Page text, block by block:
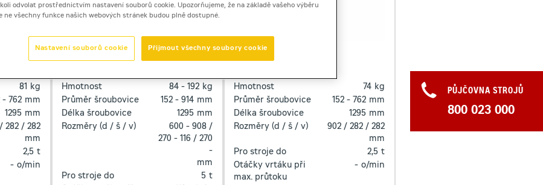
PŮJČOVNA STROJŮ
800 023 000
81 kg
- 762 mm
1295 mm
282 / 282
mm
2,5 t
- o/min
Cat A14B
Hmotnost 84 - 192 kg
Průměr šroubovice
152 - 914 mm
Délka šroubovice
1295 mm
Rozměry (d / š / v)
600 - 908 /
270 - 116 / 270
-
mm
Pro stroje do
5 t
Cat A7B
Hmotnost 74 kg
Průměr šroubovice
152 - 762 mm
Délka šroubovice
1295 mm
Rozměry (d / š / v)
902 / 282 / 282
mm
Pro stroje do
2,5 t
Otáčky vrtáku při
max. průtoku
- o/min
odvolat prostřednictvím nastavení souborů cookie. Upozorňujeme, že na základě vašeho výběru
ne všechny funkce našich webových stránek budou plně dostupné.
Přijmout všechny soubory cookie
Nastavení souborů cookie